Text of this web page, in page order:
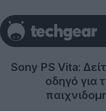
Sony PS Vita:
οδηγό για